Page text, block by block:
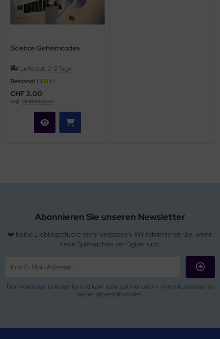
Science Geheimcodes
Lieferzeit: 2-3 Tage
Bestand:
CHF 3.00
zzgl. Versandkosten
Abonnieren Sie unseren Newsletter
❤️ Keine Lieblingsstücke mehr verpassen. Wir informieren Sie, wenn
neue Spielsachen verfügbar sind.
Der Newsletter ist kostenlos und kann jederzeit hier oder in Ihrem Kundenkonto
wieder abbestellt werden.